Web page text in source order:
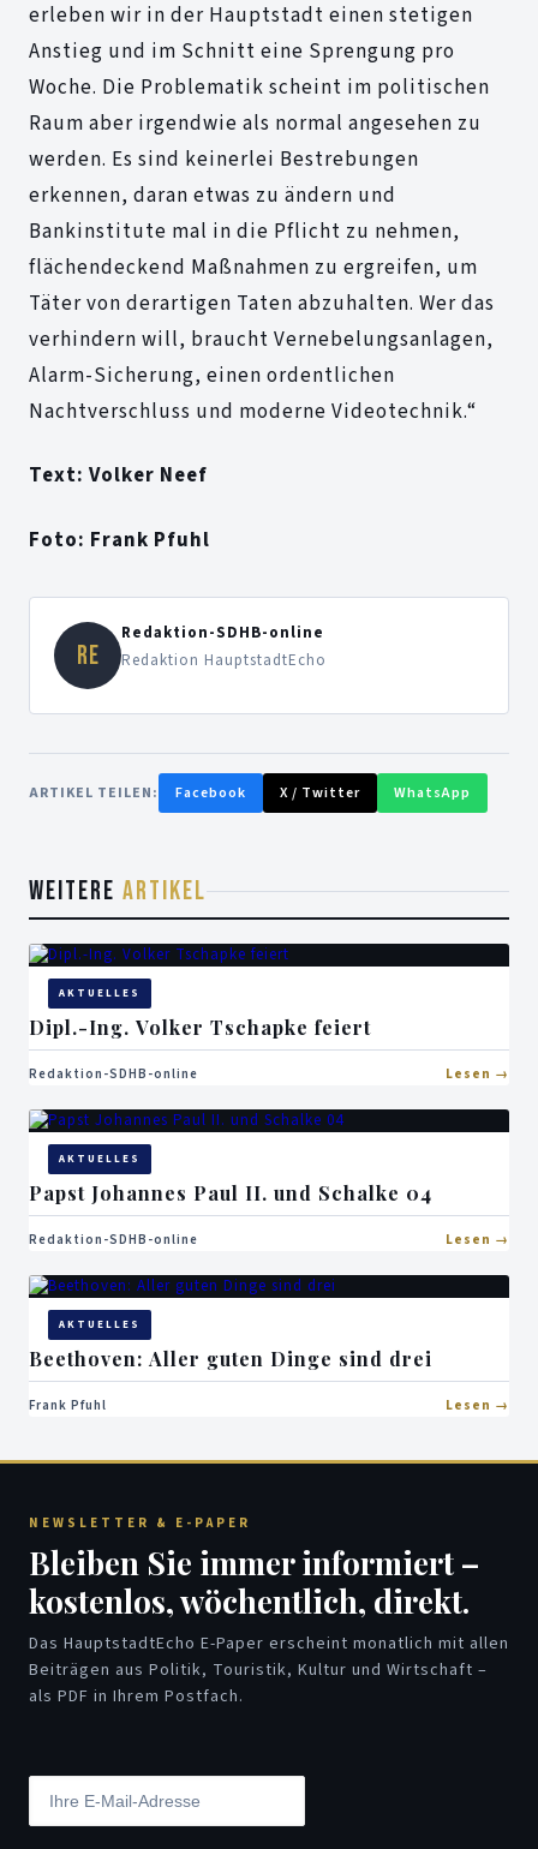
erleben wir in der Hauptstadt einen stetigen
Anstieg und im Schnitt eine Sprengung pro
Woche. Die Problematik scheint im politischen
Raum aber irgendwie als normal angesehen zu
werden. Es sind keinerlei Bestrebungen
erkennen, daran etwas zu ändern und
Bankinstitute mal in die Pflicht zu nehmen,
flächendeckend Maßnahmen zu ergreifen, um
Täter von derartigen Taten abzuhalten. Wer das
verhindern will, braucht Vernebelungsanlagen,
Alarm-Sicherung, einen ordentlichen
Nachtverschluss und moderne Videotechnik.“
Text: Volker Neef
Foto: Frank Pfuhl
RE
Redaktion-SDHB-online
Redaktion HauptstadtEcho
ARTIKEL TEILEN: Facebook X / Twitter WhatsApp
WEITERE ARTIKEL
AKTUELLES
Dipl.-Ing. Volker Tschapke feiert
Redaktion-SDHB-online Lesen
AKTUELLES
Papst Johannes Paul II. und Schalke 04
Redaktion-SDHB-online Lesen
AKTUELLES
Beethoven: Aller guten Dinge sind drei
Frank Pfuhl Lesen
NEWSLETTER & E-PAPER
Bleiben Sie immer informiert –
kostenlos, wöchentlich, direkt.
Das HauptstadtEcho E-Paper erscheint monatlich mit allen
Beiträgen aus Politik, Touristik, Kultur und Wirtschaft –
als PDF in Ihrem Postfach.